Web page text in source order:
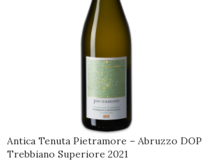
Antica Tenuta Pietramore – Abruzzo DOP
Trebbiano Superiore 2021